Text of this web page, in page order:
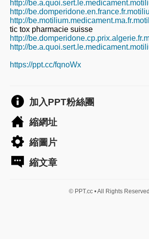
http://
http://
http://
tic tox pharmacie suisse
http://
http://
https://ppt.cc/fqnoWx
加入PPT粉絲團
縮網址
縮圖片
縮文章
© PPT.cc • All Rights Reserved